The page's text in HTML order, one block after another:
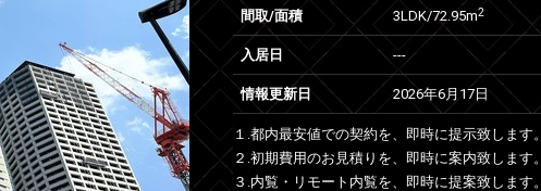
間取/面積 3LDK/72.95m2
入居日 ---
情報更新日 2026年6月17日
１.都内最安値での契約を、即時に提示致します。
２.初期費用のお見積りを、即時に案内致します。
３.内覧・リモート内覧を、即時に提案致します。